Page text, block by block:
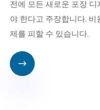
전에 모든 새로운 포장
야 한다고 주장합니다.
제를 피할 수 있습니다.
